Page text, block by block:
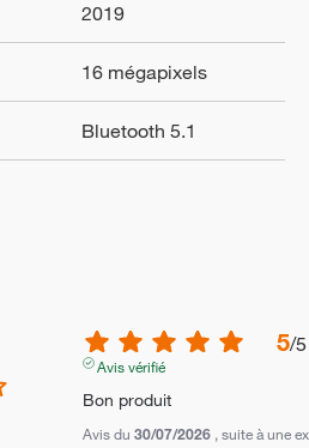
2019
16 mégapixels
Bluetooth 5.1
5/5
Avis vérifié
Bon produit
Avis du 30/07/2026 , suite à une